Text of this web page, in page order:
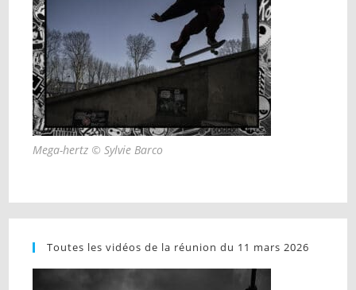
Mega-hertz © Sylvie Barco
Toutes les vidéos de la réunion du 11 mars 2026